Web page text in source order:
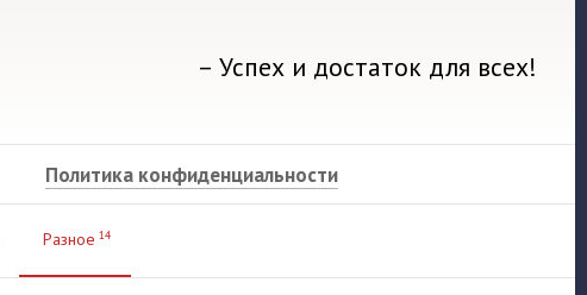
– Успех и достаток для всех!
Политика конфиденциальности
Разное 14